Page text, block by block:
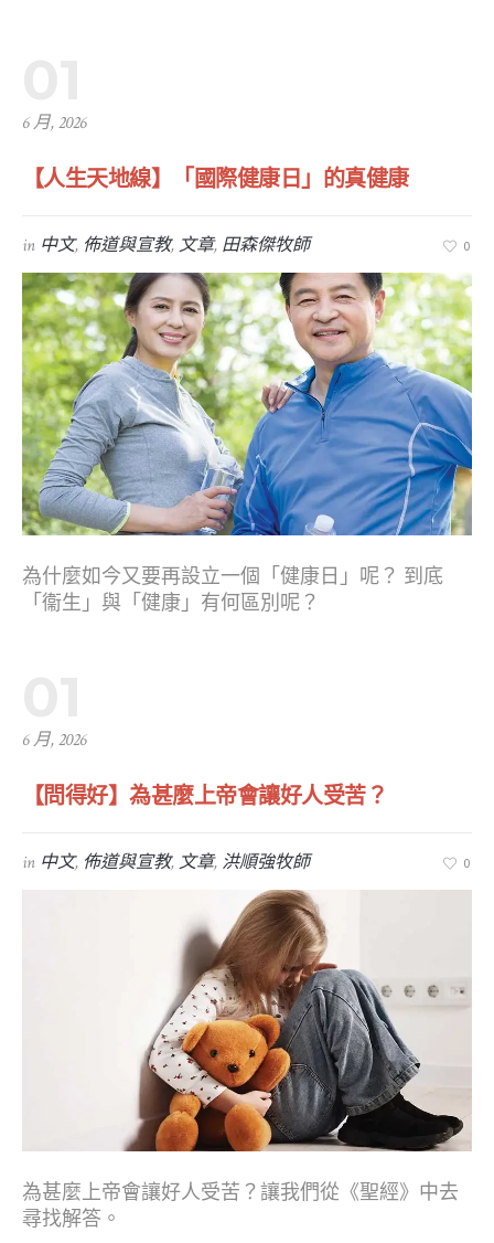
6 月, 2026
【人生天地線】「國際健康日」的真健康
in 中文, 佈道與宣教,文章, 田森傑牧師 0
為什麼如今又要再設立一個「健康日」呢？ 到底
「衞生」與「健康」有何區別呢？
6 月, 2026
【問得好】為甚麼上帝會讓好人受苦？
in 中文, 佈道與宣教,文章, 洪順強牧師 0
為甚麼上帝會讓好人受苦？讓我們從《聖經》中去
尋找解答。